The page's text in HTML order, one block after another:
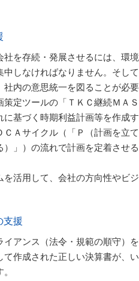
社を存続・発展させるには、環
中しなければなりません。そし
内の意思統一を図ることが必要
策定ツールの「ＴＫＣ継続ＭＡ
基づく時期利益計画等を作成
ＣＡサイクル（「Ｐ（計画を
」）の流れで計画を定着させ
活用して、会社の方向性やビ
支援
イアンス（法令・規範の順守）
て作成された正しい決算書が、